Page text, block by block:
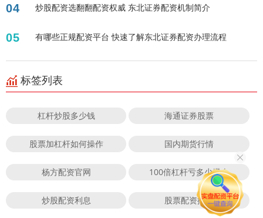
04 炒股配资选翻翻配资权威 东北证券配资机制简介
05 有哪些正规配资平台 快速了解东北证券配资办理流程
标签列表
杠杆炒股多少钱 海通证券股票
股票加杠杆如何操作 国内期货行情
杨方配资官网 100倍杠杆亏多少爆仓
炒股配资利息 股票配资排名